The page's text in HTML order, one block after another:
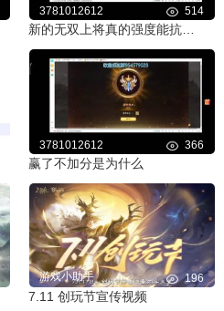
3781012612 514
3781012612 366
赢了不加分是为什么
游戏小助手 196
7.11 创玩节宣传视频